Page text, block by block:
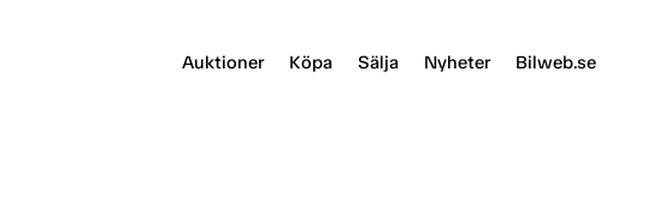
Auktioner Köpa Sälja Nyheter Bilweb.se